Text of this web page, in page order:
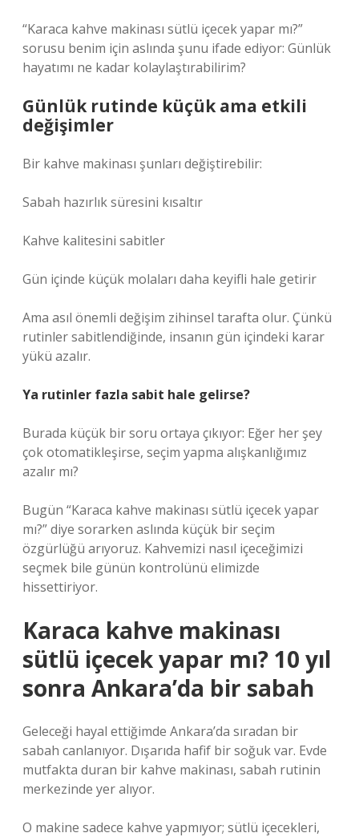
“Karaca kahve makinası sütlü içecek yapar mı?”
sorusu benim için aslında şunu ifade ediyor: Günlük
hayatımı ne kadar kolaylaştırabilirim?
Günlük rutinde küçük ama etkili
değişimler
Bir kahve makinası şunları değiştirebilir:
Sabah hazırlık süresini kısaltır
Kahve kalitesini sabitler
Gün içinde küçük molaları daha keyifli hale getirir
Ama asıl önemli değişim zihinsel tarafta olur. Çünkü
rutinler sabitlendiğinde, insanın gün içindeki karar
yükü azalır.
Ya rutinler fazla sabit hale gelirse?
Burada küçük bir soru ortaya çıkıyor: Eğer her şey
çok otomatikleşirse, seçim yapma alışkanlığımız
azalır mı?
Bugün “Karaca kahve makinası sütlü içecek yapar
mı?” diye sorarken aslında küçük bir seçim
özgürlüğü arıyoruz. Kahvemizi nasıl içeceğimizi
seçmek bile günün kontrolünü elimizde
hissettiriyor.
Karaca kahve makinası
sütlü içecek yapar mı? 10 yıl
sonra Ankara’da bir sabah
Geleceği hayal ettiğimde Ankara’da sıradan bir
sabah canlanıyor. Dışarıda hafif bir soğuk var. Evde
mutfakta duran bir kahve makinası, sabah rutinin
merkezinde yer alıyor.
O makine sadece kahve yapmıyor; sütlü içecekleri,